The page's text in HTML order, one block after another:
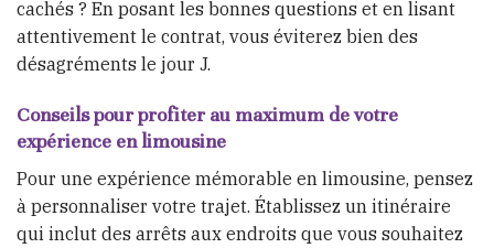
cachés ? En posant les bonnes questions et en lisant
attentivement le contrat, vous éviterez bien des
désagréments le jour J.
Conseils pour profiter au maximum de votre
expérience en limousine
Pour une expérience mémorable en limousine, pensez
à personnaliser votre trajet. Établissez un itinéraire
qui inclut des arrêts aux endroits que vous souhaitez